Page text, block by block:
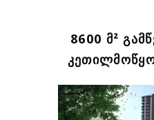
8600 Მ²